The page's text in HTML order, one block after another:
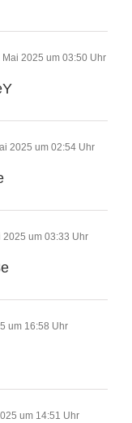
2025 um 03:50 Uhr
2025 um 02:54 Uhr
2025 um 03:33 Uhr
um 16:58 Uhr
um 14:51 Uhr